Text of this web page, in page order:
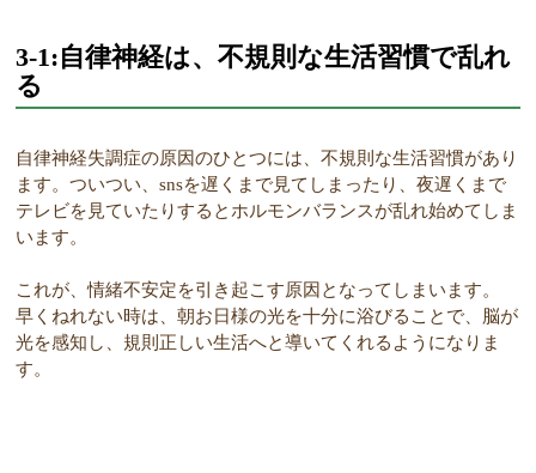
3-1:自律神経は、不規則な生活習慣で乱れ
る
自律神経失調症の原因のひとつには、不規則な生活習慣があり
ます。ついつい、snsを遅くまで見てしまったり、夜遅くまで
テレビを見ていたりするとホルモンバランスが乱れ始めてしま
います。
これが、情緒不安定を引き起こす原因となってしまいます。
早くねれない時は、朝お日様の光を十分に浴びることで、脳が
光を感知し、規則正しい生活へと導いてくれるようになりま
す。